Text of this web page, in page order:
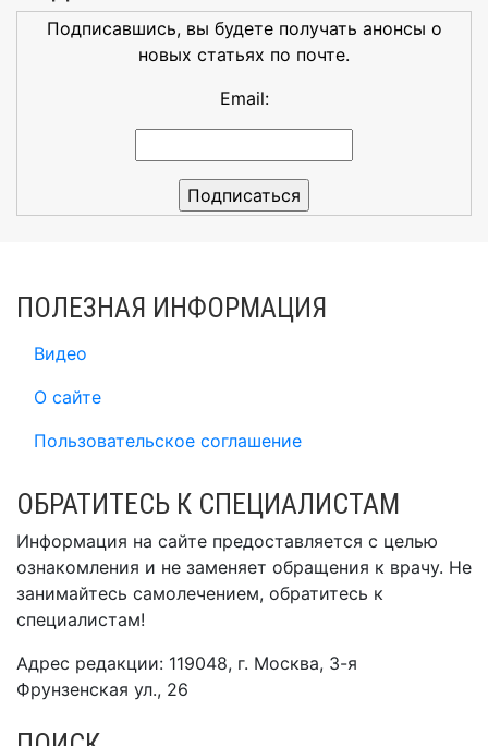
Подписавшись, вы будете получать анонсы о
новых статьях по почте.
Email:
ПОЛЕЗНАЯ ИНФОРМАЦИЯ
Видео
О сайте
Пользовательское соглашение
ОБРАТИТЕСЬ К СПЕЦИАЛИСТАМ
Информация на сайте предоставляется с целью
ознакомления и не заменяет обращения к врачу. Не
занимайтесь самолечением, обратитесь к
специалистам!
Адрес редакции: 119048, г. Москва, 3-я
Фрунзенская ул., 26